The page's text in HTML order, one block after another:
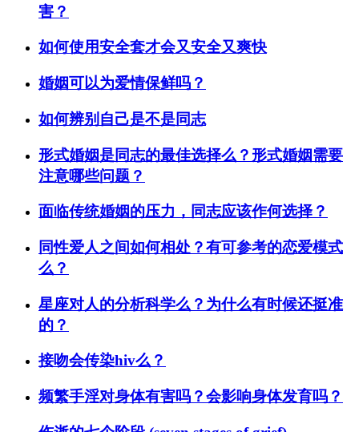
害？
如何使用安全套才会又安全又爽快
婚姻可以为爱情保鲜吗？
如何辨别自己是不是同志
形式婚姻是同志的最佳选择么？形式婚姻需要
注意哪些问题？
面临传统婚姻的压力，同志应该作何选择？
同性爱人之间如何相处？有可参考的恋爱模式
么？
星座对人的分析科学么？为什么有时候还挺准
的？
接吻会传染hiv么？
频繁手淫对身体有害吗？会影响身体发育吗？